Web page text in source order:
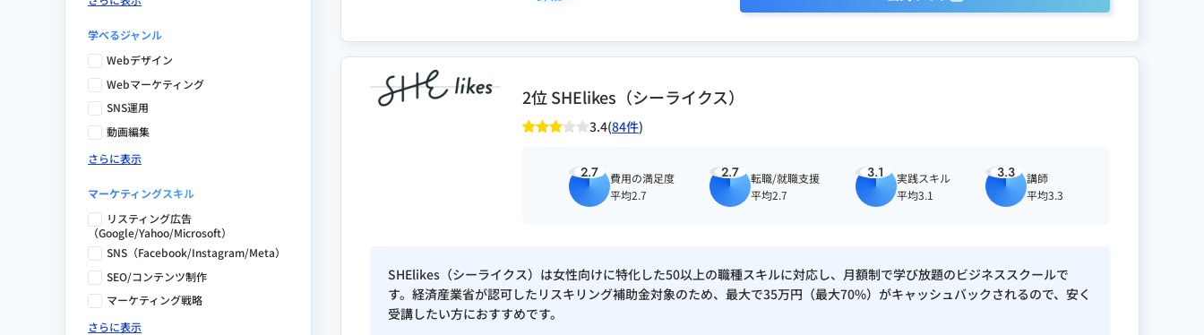
学べるジャンル
Webデザイン
Webマーケティング
SNS運用
動画編集
さらに表示
マーケティングスキル
リスティング広告
（Google/Yahoo/Microsoft）
SNS（Facebook/Instagram/Meta）
SEO/コンテンツ制作
マーケティング戦略
さらに表示
2位 SHElikes（シーライクス）
3.4(84件)
2.7
費用の満足度
平均2.7
2.7
転職/就職支援
平均2.7
3.1
実践スキル
平均3.1
3.3
講師
平均3.3
SHElikes（シーライクス）は女性向けに特化した50以上の職種スキルに対応し、月額制で学び放題のビジネススクールで
す。経済産業省が認可したリスキリング補助金対象のため、最大で35万円（最大70%）がキャッシュバックされるので、安く
受講したい方におすすめです。